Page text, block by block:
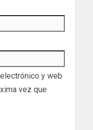
y web
vez que